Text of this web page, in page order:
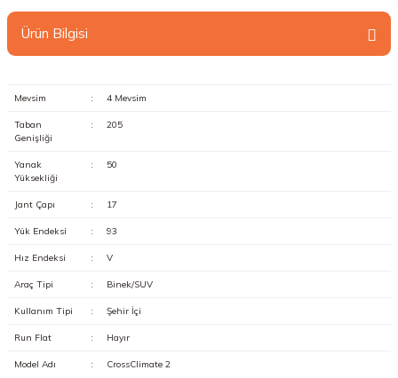
Ürün Bilgisi
Mevsim : 4 Mevsim
Taban
Genişliği
: 205
Yanak
Yüksekliği
: 50
Jant Çapı : 17
Yük Endeksi : 93
Hız Endeksi : V
Araç Tipi : Binek/SUV
Kullanım Tipi : Şehir İçi
Run Flat : Hayır
Model Adı : CrossClimate 2